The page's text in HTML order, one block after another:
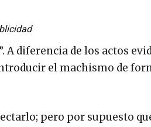
diferencia de los actos
el machismo de
pero por supuesto